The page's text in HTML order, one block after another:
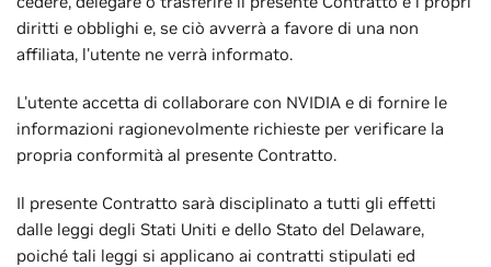
diritti e obblighi e, se ciò avverrà a favore di una non
affiliata, l'utente ne verrà informato.
L'utente accetta di collaborare con NVIDIA e di fornire le
informazioni ragionevolmente richieste per verificare la
propria conformità al presente Contratto.
Il presente Contratto sarà disciplinato a tutti gli effetti
dalle leggi degli Stati Uniti e dello Stato del Delaware,
poiché tali leggi si applicano ai contratti stipulati ed